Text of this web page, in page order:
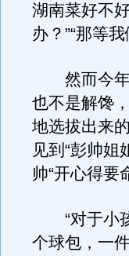
湖南菜好不
办？”“那等
然而今年
也不是解馋
地选拔出来
见到“彭帅姐
帅“开心得要
“对于小孩
个球包，一